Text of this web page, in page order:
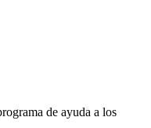
de ayuda a los